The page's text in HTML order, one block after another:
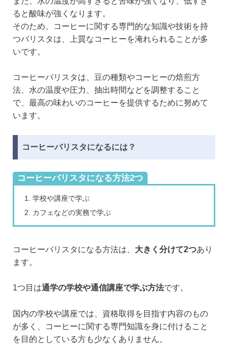
ると酸味が強くなります。
そのため、コーヒーに関する専門的な知識や技術を持
つバリスタは、上質なコーヒーを淹れられることが多
いです。
コーヒーバリスタは、豆の種類やコーヒーの焙煎方
法、水の温度や圧力、抽出時間などを調整すること
で、最高の味わいのコーヒーを提供するために努めて
います。
コーヒーバリスタになるには？
コーヒーバリスタになる方法2つ
学校や講座で学ぶ
カフェなどの実務で学ぶ
コーヒーバリスタになる方法は、 大きく分けて2つあり
ます。
1つ目は通学の学校や通信講座で学ぶ方法です。
国内の学校や講座では、資格取得を目指す内容のもの
が多く、コーヒーに関する専門知識を身に付けること
を目的としている方も少なくありません。